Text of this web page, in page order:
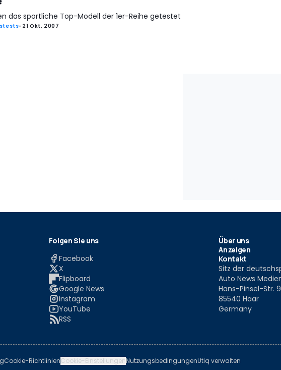
das sportliche Top-Modell der 1er-Reihe getestet
- 21 Okt. 2007
Folgen Sie uns
Facebook
X
Flipboard
Google News
Instagram
YouTube
RSS
Über uns
Anzeigen
Kontakt
Sitz der
Auto News
Hans-Pinsel-Str.
85540 Haar
Germany
Cookie-RichtlinienCookie-EinstellungenNutzungsbedingungenUtiq verwalten